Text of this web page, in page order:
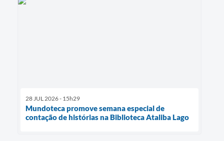
28 JUL 2026 - 15h29
Mundoteca promove semana especial de
contação de histórias na Biblioteca Ataliba Lago